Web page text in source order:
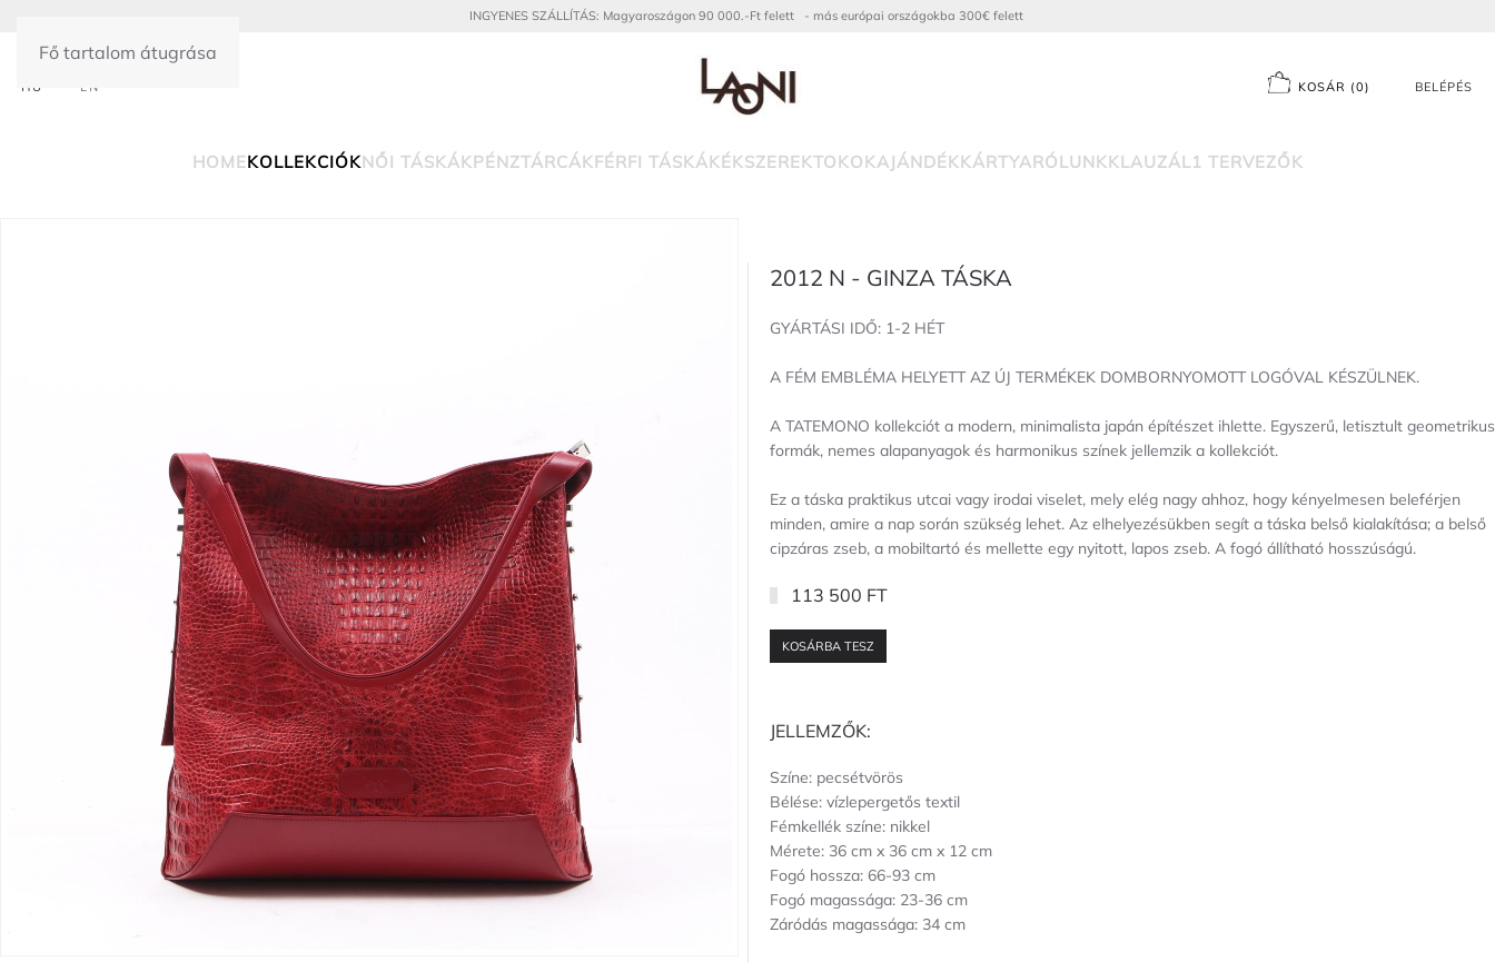
Fő tartalom átugrása
INGYENES SZÁLLÍTÁS: Magyaroszágon 90 000.-Ft felett - más európai országokba 300€ felett
EN
HU KOSÁR (0) BELÉPÉS
HOMEKOLLEKCIÓKNŐI TÁSKÁKPÉNZTÁRCÁKFÉRFI TÁSKÁKÉKSZEREKTOKOKAJÁNDÉKKÁRTYARÓLUNKKLAUZÁL1 TERVEZŐK
2012 N - GINZA TÁSKA
GYÁRTÁSI IDŐ: 1-2 HÉT
A FÉM EMBLÉMA HELYETT AZ ÚJ TERMÉKEK DOMBORNYOMOTT LOGÓVAL KÉSZÜLNEK.
A TATEMONO kollekciót a modern, minimalista japán építészet ihlette. Egyszerű, letisztult geometrikus
formák, nemes alapanyagok és harmonikus színek jellemzik a kollekciót.
Ez a táska praktikus utcai vagy irodai viselet, mely elég nagy ahhoz, hogy kényelmesen beleférjen
minden, amire a nap során szükség lehet. Az elhelyezésükben segít a táska belső kialakítása; a belső
cipzáras zseb, a mobiltartó és mellette egy nyitott, lapos zseb. A fogó állítható hosszúságú.
113 500 FT
KOSÁRBA TESZ
JELLEMZŐK:
Színe: pecsétvörös
Bélése: vízlepergetős textil
Fémkellék színe: nikkel
Mérete: 36 cm x 36 cm x 12 cm
Fogó hossza: 66-93 cm
Fogó magassága: 23-36 cm
Záródás magassága: 34 cm